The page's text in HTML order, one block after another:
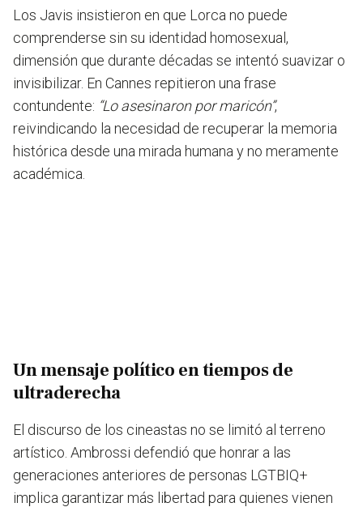
Los Javis insistieron en que Lorca no puede
comprenderse sin su identidad homosexual,
dimensión que durante décadas se intentó suavizar o
invisibilizar. En Cannes repitieron una frase
contundente: “Lo asesinaron por maricón”,
reivindicando la necesidad de recuperar la memoria
histórica desde una mirada humana y no meramente
académica.
Un mensaje político en tiempos de
ultraderecha
El discurso de los cineastas no se limitó al terreno
artístico. Ambrossi defendió que honrar a las
generaciones anteriores de personas LGTBIQ+
implica garantizar más libertad para quienes vienen